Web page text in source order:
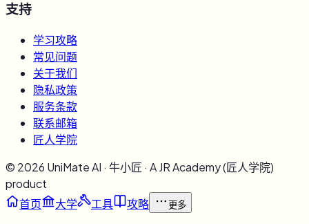
支持
学习攻略
常见问题
关于我们
隐私政策
服务条款
联系邮箱
匠人学院
© 2026 UniMate AI · 牛小匠 · A JR Academy (匠人学院)
product
首页
大学 工具 攻略 更多